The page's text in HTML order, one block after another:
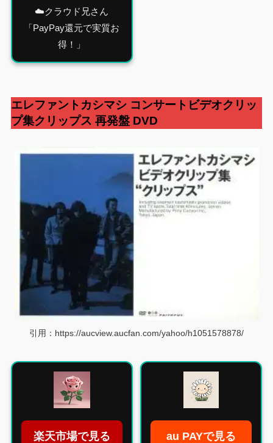
☁️クラウド兄さん
「PayPay還元で実質お
得！」
エレファントカシマシ コンサート ビデオクリッ
プ集クリップス 再発盤 DVD
引用：https://aucview.aucfan.com/yahoo/h1051578878/
楽天市場で見る au PAYで見る